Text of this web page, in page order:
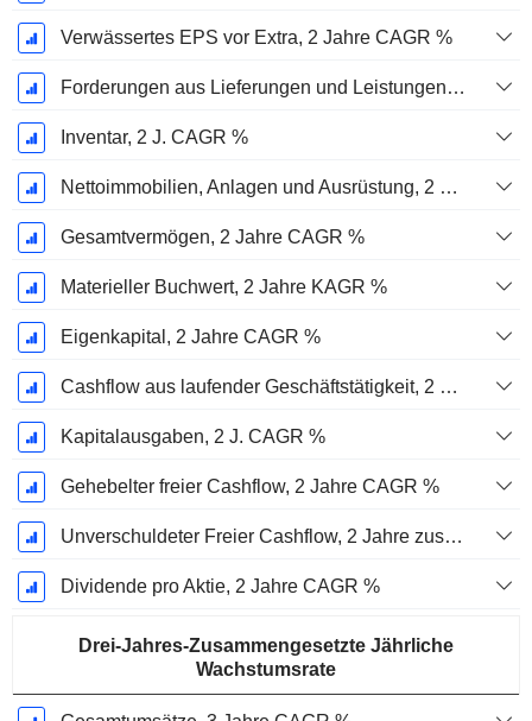
Verwässertes EPS vor Extra, 2 Jahre CAGR %
Forderungen aus Lieferungen und Leistungen, 2 J. CAGR %
Inventar, 2 J. CAGR %
Nettoimmobilien, Anlagen und Ausrüstung, 2 Jahre. CAGR %
Gesamtvermögen, 2 Jahre CAGR %
Materieller Buchwert, 2 Jahre KAGR %
Eigenkapital, 2 Jahre CAGR %
Cashflow aus laufender Geschäftstätigkeit, 2 Jahre CAGR %
Kapitalausgaben, 2 J. CAGR %
Gehebelter freier Cashflow, 2 Jahre CAGR %
Unverschuldeter Freier Cashflow, 2 Jahre zusammengesetzte jährliche Wachstumsrate %
Dividende pro Aktie, 2 Jahre CAGR %
Drei-Jahres-Zusammengesetzte Jährliche
Wachstumsrate